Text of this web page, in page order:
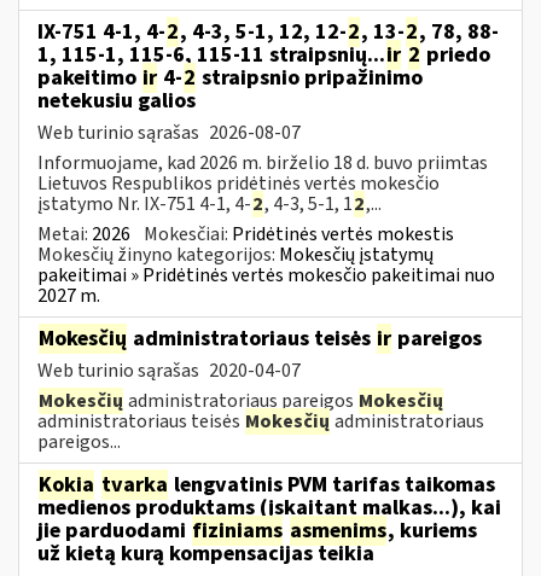
IX-751 4-1, 4-2, 4-3, 5-1, 12, 12-2, 13-2, 78, 88-
1, 115-1, 115-6, 115-11 straipsnių...ir 2 priedo
pakeitimo ir 4-2 straipsnio pripažinimo
netekusiu galios
Web turinio sąrašas 2026-08-07
Informuojame, kad 2026 m. birželio 18 d. buvo priimtas
Lietuvos Respublikos pridėtinės vertės mokesčio
įstatymo Nr. IX-751 4-1, 4-2, 4-3, 5-1, 12,...
Metai: 2026 Mokesčiai: Pridėtinės vertės mokestis
Mokesčių žinyno kategorijos: Mokesčių įstatymų
pakeitimai » Pridėtinės vertės mokesčio pakeitimai nuo
2027 m.
Mokesčių administratoriaus teisės ir pareigos
Web turinio sąrašas 2020-04-07
Mokesčių administratoriaus pareigos Mokesčių
administratoriaus teisės Mokesčių administratoriaus
pareigos...
Kokia tvarka lengvatinis PVM tarifas taikomas
medienos produktams (įskaitant malkas...), kai
jie parduodami fiziniams asmenims, kuriems
už kietą kurą kompensacijas teikia